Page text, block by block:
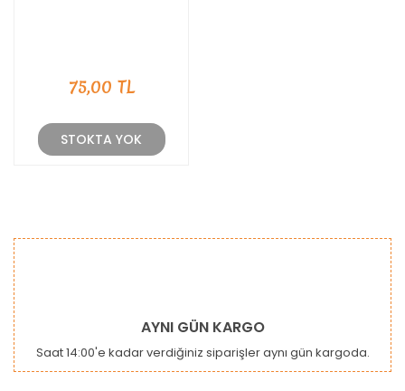
75,00 TL
STOKTA YOK
AYNI GÜN KARGO
Saat 14:00'e kadar verdiğiniz siparişler aynı gün kargoda.